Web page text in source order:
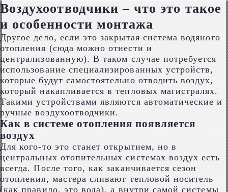
Воздухоотводчики – что это такое
и особенности монтажа
Другое дело, если это закрытая система водяного
отопления (сюда можно отнести и
централизованную). В таком случае потребуется
использование специализированных устройств,
которые будут самостоятельно отводить воздух,
который накапливается в тепловых магистралях.
Такими устройствами являются автоматические и
ручные воздухоотводчики.
Как в системе отопления появляется
воздух
Для кого-то это станет открытием, но в
центральных отопительных системах воздух есть
всегда. После того, как заканчивается сезон
отопления, мастера сливают тепловой носитель
(как правило, это вода), а внутри самой системы